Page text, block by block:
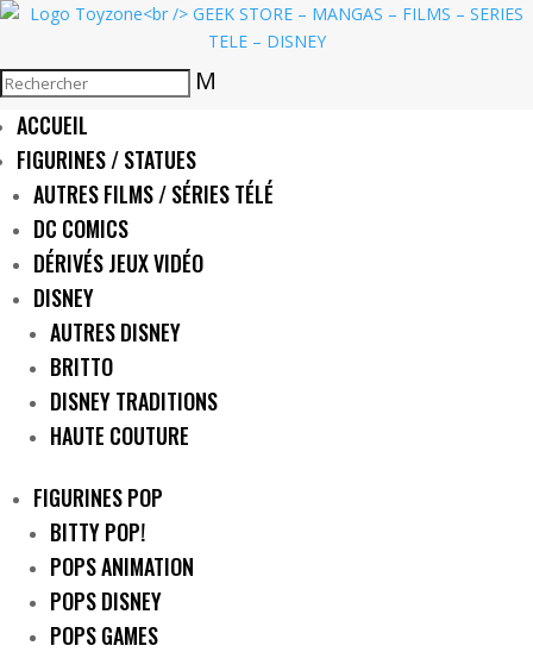
M
ACCUEIL
FIGURINES / STATUES
AUTRES FILMS / SÉRIES TÉLÉ
DC COMICS
DÉRIVÉS JEUX VIDÉO
DISNEY
AUTRES DISNEY
BRITTO
DISNEY TRADITIONS
HAUTE COUTURE
FIGURINES POP
BITTY POP!
POPS ANIMATION
POPS DISNEY
POPS GAMES